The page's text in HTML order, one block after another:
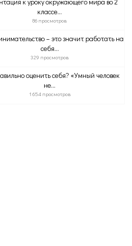
классе...
86 просмотров
– это значит работать на
себя...
329 просмотров
оценить себя? «Умный человек
не...
1 654 просмотров